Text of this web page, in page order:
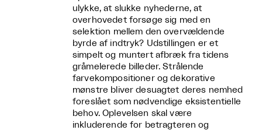
ulykke, at slukke nyhederne, at
overhovedet forsøge sig med en
selektion mellem den overvældende
byrde af indtryk? Udstillingen er et
simpelt og muntert afbræk fra tidens
gråmelerede billeder. Strålende
farvekompositioner og dekorative
mønstre bliver desuagtet deres nemhed
foreslået som nødvendige eksistentielle
behov. Oplevelsen skal være
inkluderende for betragteren og